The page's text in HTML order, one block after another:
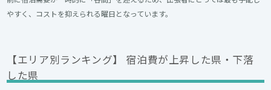
やすく、コストを抑えられる曜日となっています。
【エリア別ランキング】 宿泊費が上昇した県・下落
した県